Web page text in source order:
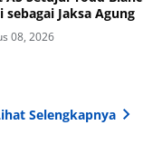
sebagai Jaksa Agung
08, 2026
Selengkapnya